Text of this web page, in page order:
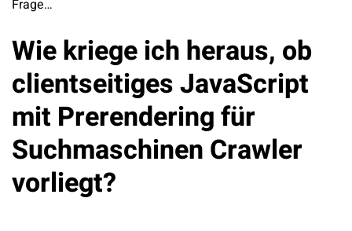
Frage…
Wie kriege ich heraus, ob
clientseitiges JavaScript
mit Prerendering für
Suchmaschinen Crawler
vorliegt?